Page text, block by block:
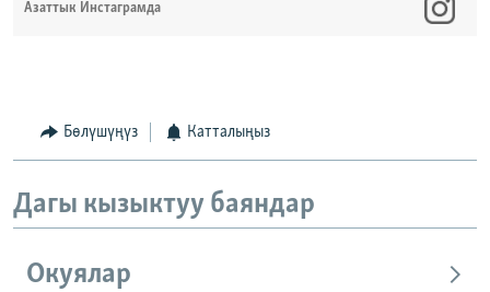
Азаттык Инстаграмда
Бөлүшүңүз Катталыңыз
Дагы кызыктуу баяндар
Окуялар